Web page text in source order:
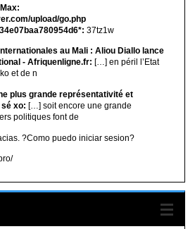
upload/go.php
37tz1w
au Mali : Aliou Diallo lance
- Afriquenligne.fr: […] en péril l’Etat
et de n
plus grande représentativité et
xo: […] soit encore une grande
politiques font de
?Como puedo iniciar sesion?